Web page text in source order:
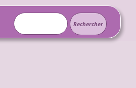
Rechercher :